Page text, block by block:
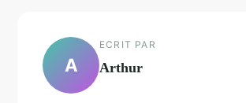
A
ECRIT PAR
Arthur